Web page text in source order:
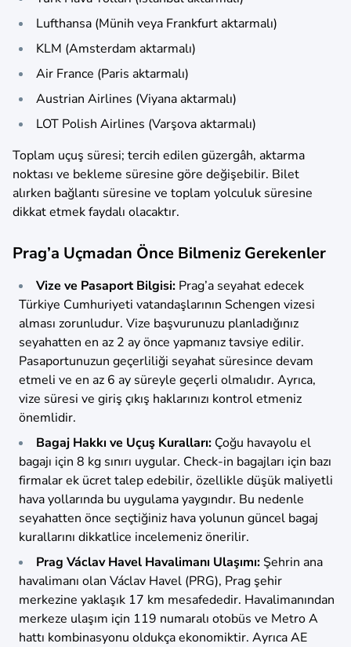
Lufthansa (Münih veya Frankfurt aktarmalı)
KLM (Amsterdam aktarmalı)
Air France (Paris aktarmalı)
Austrian Airlines (Viyana aktarmalı)
LOT Polish Airlines (Varşova aktarmalı)
Toplam uçuş süresi; tercih edilen güzergâh, aktarma
noktası ve bekleme süresine göre değişebilir. Bilet
alırken bağlantı süresine ve toplam yolculuk süresine
dikkat etmek faydalı olacaktır.
Prag’a Uçmadan Önce Bilmeniz Gerekenler
Vize ve Pasaport Bilgisi: Prag’a seyahat edecek
Türkiye Cumhuriyeti vatandaşlarının Schengen vizesi
alması zorunludur. Vize başvurunuzu planladığınız
seyahatten en az 2 ay önce yapmanız tavsiye edilir.
Pasaportunuzun geçerliliği seyahat süresince devam
etmeli ve en az 6 ay süreyle geçerli olmalıdır. Ayrıca,
vize süresi ve giriş çıkış haklarınızı kontrol etmeniz
önemlidir.
Bagaj Hakkı ve Uçuş Kuralları: Çoğu havayolu el
bagajı için 8 kg sınırı uygular. Check-in bagajları için bazı
firmalar ek ücret talep edebilir, özellikle düşük maliyetli
hava yollarında bu uygulama yaygındır. Bu nedenle
seyahatten önce seçtiğiniz hava yolunun güncel bagaj
kurallarını dikkatlice incelemeniz önerilir.
Prag Václav Havel Havalimanı Ulaşımı: Şehrin ana
havalimanı olan Václav Havel (PRG), Prag şehir
merkezine yaklaşık 17 km mesafededir. Havalimanından
merkeze ulaşım için 119 numaralı otobüs ve Metro A
hattı kombinasyonu oldukça ekonomiktir. Ayrıca AE